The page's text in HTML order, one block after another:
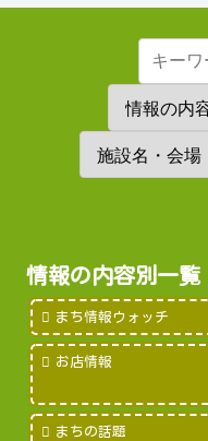
情報の内容別一覧
まち情報ウォッチ
お店情報
まちの話題